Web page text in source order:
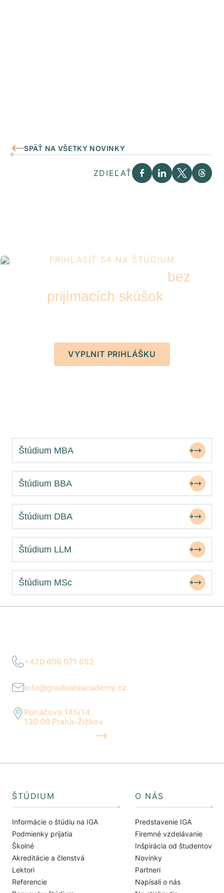
SPÄŤ NA VŠETKY NOVINKY
ZDIEĽAŤ
PRIHLÁSIŤ SA NA ŠTÚDIUM
bez
prijímacích skúšok
VYPLNIT PRIHLÁŠKU
Štúdium MBA
Štúdium BBA
Štúdium DBA
Štúdium LLM
Štúdium MSc
+420 606 071 652
info@graduateacademy.cz
Roháčova 145/14,
130 00 Praha-Žižkov
ŠTÚDIUM
Informácie o štúdiu na IGA
Podmienky prijatia
Školné
Akreditácie a členstvá
Lektori
Referencie
O NÁS
Predstavenie IGA
Firemné vzdelávanie
Inšpirácia od študentov
Novinky
Partneri
Napísali o nás